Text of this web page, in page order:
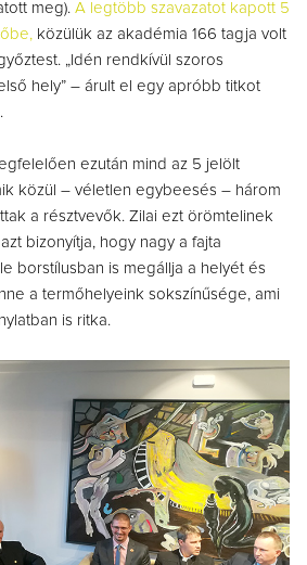
meg). A legtöbb szavazatot kapott 5
közülük az akadémia 166 tagja volt
„Idén rendkívül szoros
hely” – árult el egy apróbb titkot
ezután mind az 5 jelölt
közül – véletlen egybeesés – három
a résztvevők. Zilai ezt örömtelinek
bizonyítja, hogy nagy a fajta
borstílusban is megállja a helyét és
a termőhelyeink sokszínűsége, ami
is ritka.